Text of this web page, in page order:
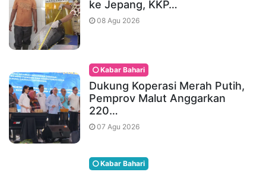
ke Jepang, KKP…
08 Agu 2026
Kabar Bahari
Dukung Koperasi Merah Putih,
Pemprov Malut Anggarkan
220…
07 Agu 2026
Kabar Bahari